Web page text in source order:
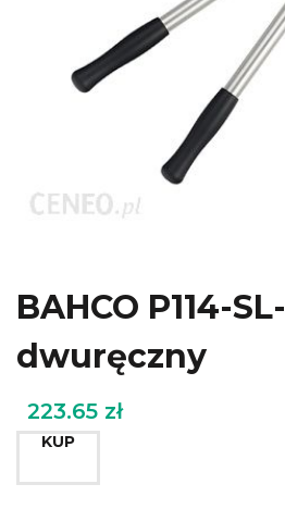
BAHCO P114-
dwuręczny
223.65 zł
KUP